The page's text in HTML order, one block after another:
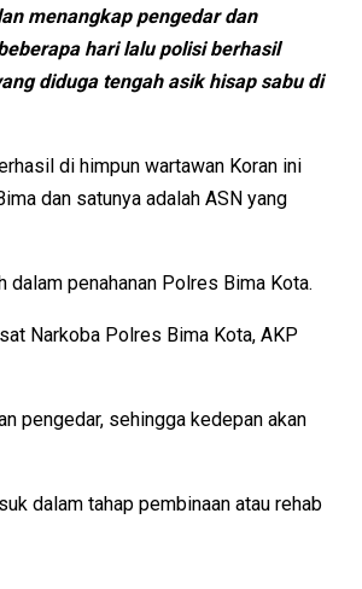
menangkap pengedar dan
hari lalu polisi berhasil
diduga tengah asik hisap sabu di
di himpun wartawan Koran ini
dan satunya adalah ASN yang
penahanan Polres Bima Kota.
Narkoba Polres Bima Kota, AKP
pengedar, sehingga kedepan akan
dalam tahap pembinaan atau rehab